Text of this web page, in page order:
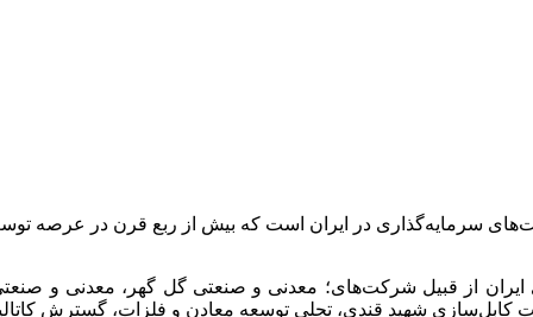
سرمایه‌گذاری در ایران است که بیش از ربع قرن در
از قبیل شرکت‌های؛ معدنی و صنعتی گل گهر، معدنی و
کابل‌سازی شهید قندی، تجلی توسعه معادن و فلزات، گسترش